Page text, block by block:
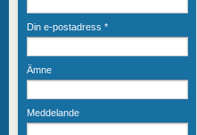
Din e-postadress *
Ämne
Meddelande